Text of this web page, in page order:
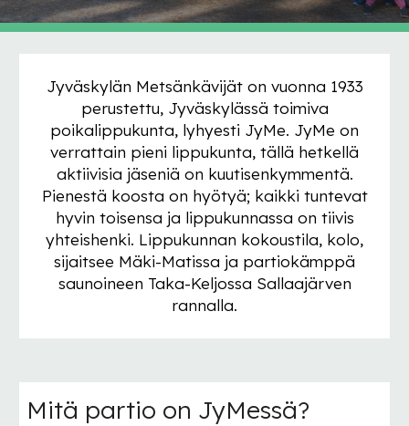
Jyväskylän Metsänkävijät on vuonna 1933
perustettu, Jyväskylässä toimiva
poikalippukunta, lyhyesti JyMe. JyMe on
verrattain pieni lippukunta, tällä hetkellä
aktiivisia jäseniä on kuutisenkymmentä.
Pienestä koosta on hyötyä; kaikki tuntevat
hyvin toisensa ja lippukunnassa on tiivis
yhteishenki. Lippukunnan kokoustila, kolo,
sijaitsee Mäki-Matissa ja partiokämppä
saunoineen Taka-Keljossa Sallaajärven
rannalla.
Mitä partio on JyMessä?